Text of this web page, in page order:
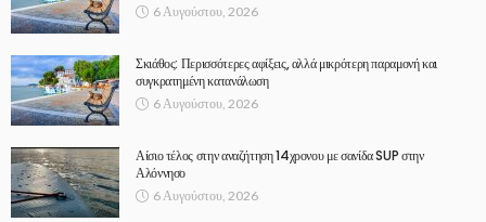
6 Αυγούστου, 2026
Σκιάθος: Περισσότερες αφίξεις, αλλά μικρότερη παραμονή και
συγκρατημένη κατανάλωση
6 Αυγούστου, 2026
Αίσιο τέλος στην αναζήτηση 14χρονου με σανίδα SUP στην
Αλόννησο
6 Αυγούστου, 2026